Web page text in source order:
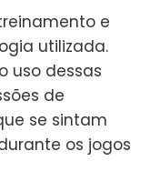
e
utilizada.
uso dessas
de
se sintam
os jogos